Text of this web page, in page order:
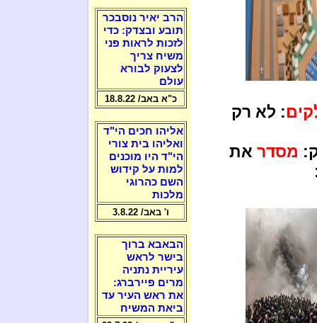
: לא רק
מסדר את
הרב יאיר נוסבכר
תובע ובצדק: כדי
לזכות לראות פני
משיח צריך
לצעוק לבורא
עולם
כ"א באב/ 18.8.22
אליהו חכים הי"ד
ואליהו בית צורי
הי"ד היו מוכנים
למות על קידוש
השם כהרוגי
מלכות
ו' באב/ 3.8.22
הבאבא ברוך
בישר לראש
עיריית נתניה
מרים פיירברג:
את ראש העיר עד
ביאת המשיח